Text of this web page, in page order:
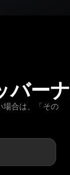
ー
合は、「その